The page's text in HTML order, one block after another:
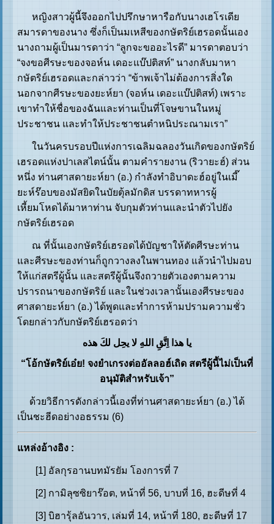
หญิงสาวผู้นี้จึงออกไปปรึกษาหารือกับนางเฮโรเดีย
สมารดาของนาง ซึ่งก็เป็นมเหสีของกษัตริย์เฮรอดนั้นเอง
นางถามผู้เป็นมารดาว่า “ลูกจะขออะไรดี” มารดาตอบว่า
“จงขอศีรษะของจอห์น เดอะแบ๊ปติสท์” นางกลับมาหา
กษัตริย์เฮรอดและกล่าวว่า “ข้าพเจ้าไม่ต้องการสิ่งใด
นอกจากศีรษะของยะห์ยา (จอห์น เดอะแบ๊ปติสท์) เพราะ
เขาทำให้ชื่อของฉันและท่านเป็นที่โจษขานในหมู่
ประชาชน และทำให้ประชาชนตำหนิประณามเรา”
ในวันครบรอบปีแห่งการเฉลิมฉลองวันเกิดของกษัตริย์
เฮรอดแห่งปาเลสไตน์นั้น ตามคำรายงาน (ริวายะฮ์) ส่วน
หนึ่ง ท่านศาสดายะห์ยา (อ.) กำลังทำอิบาดะฮ์อยู่ในเมี๊
ยะห์ร๊อบของมัสยิดในบัยตุ้ลมักดิส บรรดาทหารผู้
เหี้ยมโหดได้มาหาท่าน จับกุมตัวท่านและนำตัวไปยัง
กษัตริย์เฮรอด
ณ ที่นั้นเองกษัตริย์เฮรอดได้บัญชาให้ตัดศีรษะท่าน
และศีรษะของท่านก็ถูกวางลงในพานทอง แล้วนำไปมอบ
ให้แก่สตรีผู้นั้น และสตรีผู้นั้นจึงถวายตัวเองตามความ
ปรารถนาของกษัตริย์ และในช่วงเวลานั้นเองศีรษะของ
ศาสดายะห์ยา (อ.) ได้พูดและทำการห้ามปรามความชั่ว
โดยกล่าวกับกษัตริย์เฮรอดว่า
یا هذا اِتَّقِ اللهِ لا یحِل لكَ هذه
“โอ้กษัตริย์เอ๋ย! จงยำเกรงต่ออัลลอฮ์เถิด สตรีผู้นี้ไม่เป็นที่
อนุมัติสำหรับเจ้า”
ด้วยวิธีการดังกล่าวนี้เองที่ท่านศาสดายะห์ยา (อ.) ได้
เป็นชะฮีดอย่างอธรรม (6)
แหล่งอ้างอิง :
[1] อัลกุรอานบทมัรยัม โองการที่ 7
[2] กามิลุซซิยาร๊อต, หน้าที่ 56, บาบที่ 16, ฮะดีษที่ 4
[3] บิฮารุ้ลอันวาร, เล่มที่ 14, หน้าที่ 180, ฮะดีษที่ 17